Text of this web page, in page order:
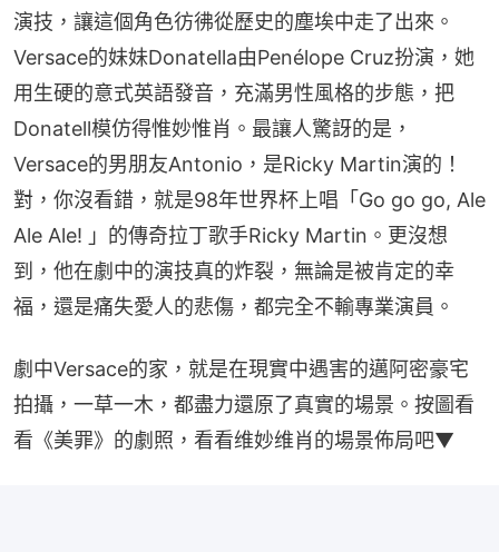
演技，讓這個角色彷彿從歷史的塵埃中走了出來。
Versace的妹妹Donatella由Penélope Cruz扮演，她
用生硬的意式英語發音，充滿男性風格的步態，把
Donatell模仿得惟妙惟肖。最讓人驚訝的是，
Versace的男朋友Antonio，是Ricky Martin演的！
對，你沒看錯，就是98年世界杯上唱「Go go go, Ale
Ale Ale! 」的傳奇拉丁歌手Ricky Martin。更沒想
到，他在劇中的演技真的炸裂，無論是被肯定的幸
福，還是痛失愛人的悲傷，都完全不輸專業演員。
劇中Versace的家，就是在現實中遇害的邁阿密豪宅
拍攝，一草一木，都盡力還原了真實的場景。按圖看
看《美罪》的劇照，看看维妙维肖的場景佈局吧▼